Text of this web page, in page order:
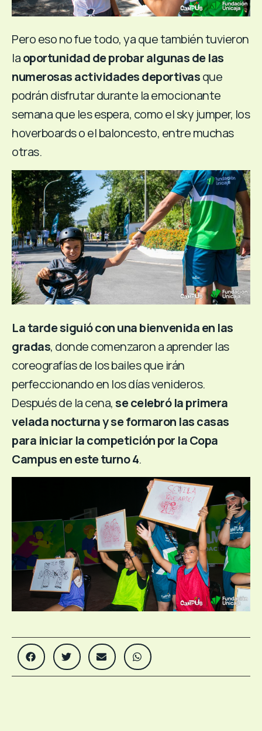
Pero eso no fue todo, ya que también tuvieron
laoportunidad de probar algunas de las
numerosas actividades deportivasque
podrán disfrutar durante la emocionante
semana que les espera, como el sky jumper, los
hoverboards o el baloncesto, entre muchas
otras.
La tarde siguió con una bienvenida en las
gradas, donde comenzaron a aprender las
coreografías de los bailes que irán
perfeccionando en los días venideros.
Después de la cena,se celebró la primera
velada nocturna y se formaron las casas
para iniciar la competición por la Copa
Campus en este turno 4.